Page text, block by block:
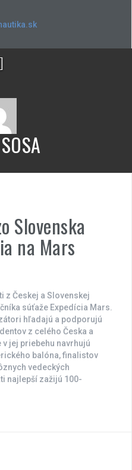
SOSA
Slovenska
na Mars
z Českej a Slovenskej
súťaže Expedícia Mars.
hľadajú a podporujú
z celého Česka a
jej priebehu navrhujú
balóna, finalistov
vedeckých
najlepší zažijú 100-